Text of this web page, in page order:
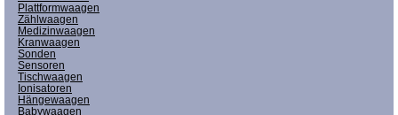
Plattformwaagen
Zählwaagen
Medizinwaagen
Kranwaagen
Sonden
Sensoren
Tischwaagen
Ionisatoren
Hängewaagen
Babywaagen